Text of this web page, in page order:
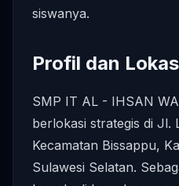
siswanya.
Profil dan
SMP IT AL - IHSAN
berlokasi strategis di Jl.
Kecamatan Bissappu,
Sulawesi Selatan.